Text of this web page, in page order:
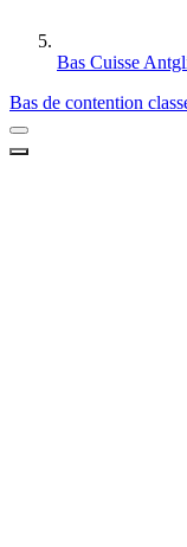
Bas Cuisse
Bas de contention